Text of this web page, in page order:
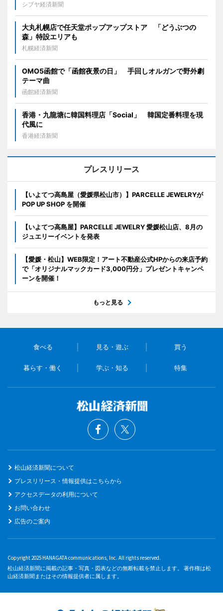
シブヤ経済新聞
大丸札幌店で任天堂ポップアップストア 「どうぶつの
森」特設エリアも
札幌経済新聞
OMO5函館で「函館夜景の日」 手回しオルガンで野外劇
テーマ曲
函館経済新聞
香港・九龍塘に韓国料理店「Social」 韓国定番料理を現
代風に
香港経済新聞
プレスリリース
【いよてつ高島屋（愛媛県松山市）】PARCELLE JEWELRYが
POP UP SHOP を開催
【いよてつ高島屋】PARCELLE JEWELRY 愛媛松山店、8月の
ジュエリーイベントを発表
【愛媛・松山】WEB限定！アート不動産公式HPからの来店予約
で「オリジナルマックカード3,000円分」プレゼントキャンペ
ーンを開催！
もっと見る
食べる 見る・遊ぶ 買う
暮らす・働く 学ぶ・知る 特集
松山経済新聞について
プレスリリース・情報提供はこちらから
アクセスデータの利用について
お問い合わせ
広告のご案内
Copyright 2025 HANAGATA communications, Inc. All rights reserved.
松山経済新聞に掲載の記事・写真・図表などの無断転載を禁止します。 著作権は松
山経済新聞またはその情報提供者に属します。